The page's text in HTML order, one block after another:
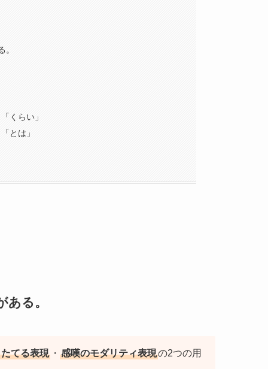
。
くらい」
とは」
ある。
てる表現 ・ 感嘆のモダリティ表現の2つの用